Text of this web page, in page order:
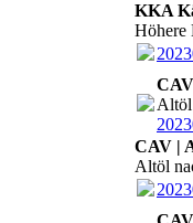
KKA
Höhere
Altöl
CAV |
Altöl